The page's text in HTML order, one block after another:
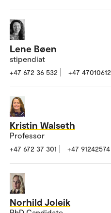
Lene Bøen
stipendiat
+47 672 36 532 +47 47010612
Kristin Walseth
Professor
+47 672 37 301 +47 91242574
Norhild Joleik